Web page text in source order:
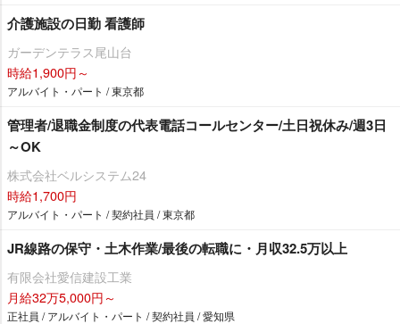
介護施設の日勤 看護師
ガーデンテラス尾山台
時給1,900円～
アルバイト・パート / 東京都
管理者/退職金制度の代表電話コールセンター/土日祝休み/週3日
～OK
株式会社ベルシステム24
時給1,700円
アルバイト・パート / 契約社員 / 東京都
JR線路の保守・土木作業/最後の転職に・月収32.5万以上
有限会社愛信建設工業
月給32万5,000円～
正社員 / アルバイト・パート / 契約社員 / 愛知県